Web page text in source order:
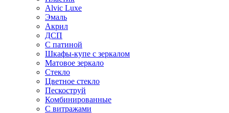
Alvic Luxe
Эмаль
Акрил
ДСП
С патиной
Шкафы-купе с зеркалом
Матовое зеркало
Стекло
Цветное стекло
Пескоструй
Комбинированные
С витражами